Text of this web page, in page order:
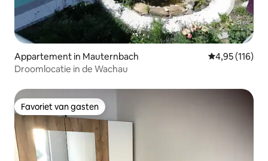
Appartement in Mauternbach Gemiddelde
4,95 (116)
Droomlocatie in de Wachau
Favoriet van gasten
Favoriet van gasten